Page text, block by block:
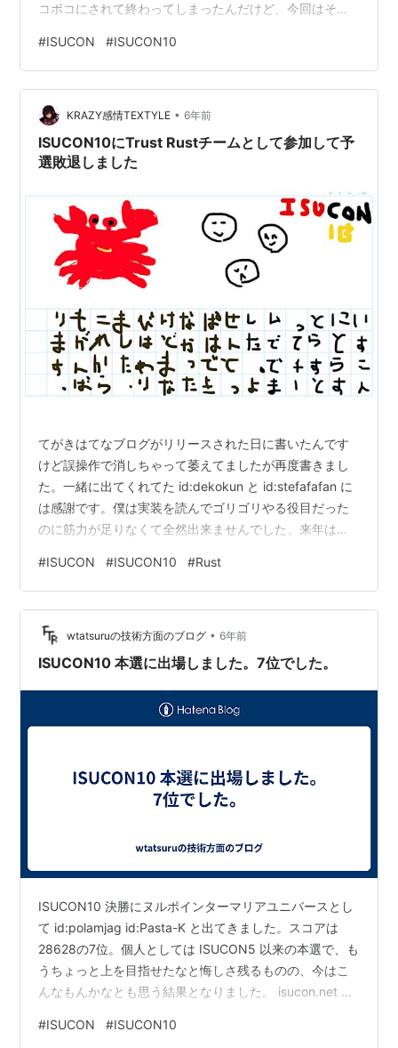
コボコにされて終わってしまったんだけど、今回はそれ
まくやれたことはいくらでもあったな〜〜という感じは
する……。日々精進です。 isucon.net
wtatsuru.hatenadiary.com おさらいすると、本戦の問題
は ISUCON 風コンテストのポータルが題材であった。 白
金動物園が出…
#ISUCON #ISUCON10
KRAZY感情TEXTYLE • 6年前
ISUCON10にTrust Rustチームとして参加して予
選敗退しました
てがきはてなブログがリリースされた日に書いたんです
けど誤操作で消しちゃって萎えてましたが再度書きまし
た。一緒に出てくれてた id:dekokun と id:stefafafan に
は感謝です。僕は実装を読んでゴリゴリやる役目だった
のに筋力が足りなくて全然出来ませんでした、来年はも
したとかはチームメイトの奴を読んだほうが早いです
dekotech.dekokun.info stefafafan.hatenablog.com
#ISUCON #ISUCON10 #Rust
wtatsuruの技術方面のブログ • 6年前
ISUCON10 本選に出場しました。7位でした。
ISUCON10 決勝にヌルポインターマリアユニバースとし
て id:polamjag id:Pasta-K と出てきました。スコアは
28628の7位。個人としては ISUCON5 以来の本選で、も
うちょっと上を目指せたなと悔しさ残るものの、今はこ
んなもんかなとも思う結果となりました。 isucon.net 当
うぞ。 https://github.com/tatsuru/isucon10-final 本番ま
#ISUCON #ISUCON10